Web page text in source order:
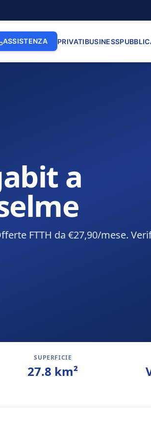
ASSISTENZA PRIVATIBUSINESS
a
FTTH da €27,90/mese.
SUPERFICIE
27.8 km²